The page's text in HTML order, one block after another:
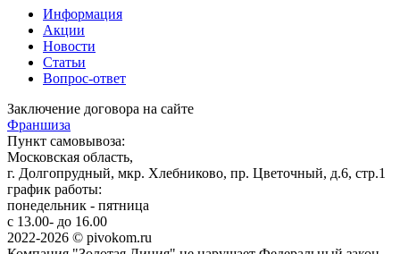
Информация
Акции
Новости
Статьи
Вопрос-ответ
Заключение договора на сайте
Франшиза
Пункт самовывоза:
Московская область,
г. Долгопрудный, мкр. Хлебниково, пр. Цветочный, д.6, стр.1
график работы:
понедельник - пятница
с 13.00- до 16.00
2022-2026 © pivokom.ru